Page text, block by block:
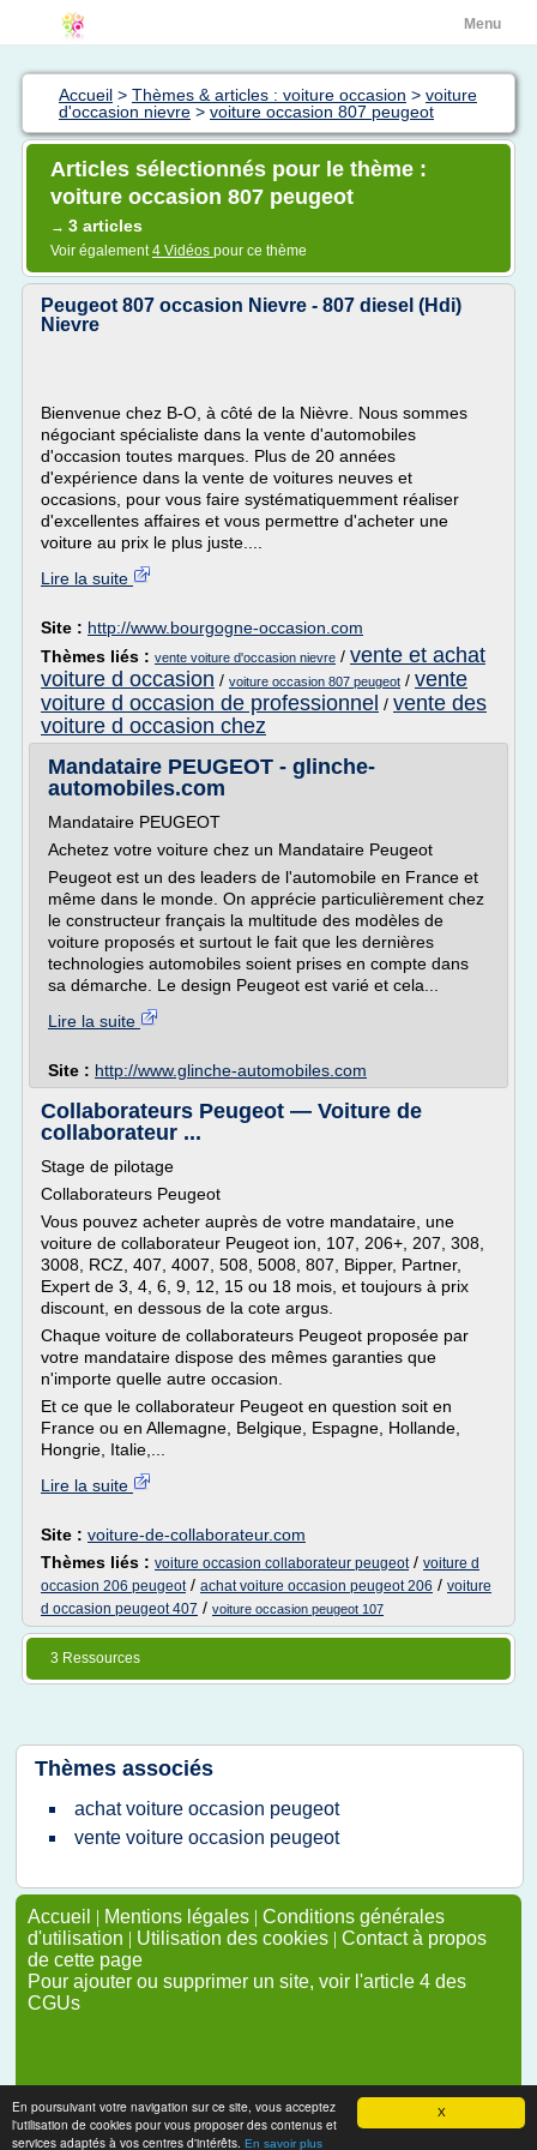
X
En poursuivant votre navigation sur ce site, vous acceptez
l'utilisation de cookies pour vous proposer des contenus et
services adaptés à vos centres d'intérêts. En savoir plus
Menu
Accueil > Thèmes & articles : voiture occasion > voiture
d'occasion nievre > voiture occasion 807 peugeot
Articles sélectionnés pour le thème :
voiture occasion 807 peugeot
→ 3 articles
Voir également4 Vidéos pour ce thème
Peugeot 807 occasion Nievre - 807 diesel (Hdi)
Nievre
Bienvenue chez B-O, à côté de la Nièvre. Nous sommes
négociant spécialiste dans la vente d'automobiles
d'occasion toutes marques. Plus de 20 années
d'expérience dans la vente de voitures neuves et
occasions, pour vous faire systématiquemment réaliser
d'excellentes affaires et vous permettre d'acheter une
voiture au prix le plus juste....
Lire la suite
Site : http://www.bourgogne-occasion.com
Thèmes liés : vente voiture d'occasion nievre / vente et achat
voiture d occasion / voiture occasion 807 peugeot / vente
voiture d occasion de professionnel / vente des
voiture d occasion chez
Mandataire PEUGEOT - glinche-
automobiles.com
Mandataire PEUGEOT
Achetez votre voiture chez un Mandataire Peugeot
Peugeot est un des leaders de l'automobile en France et
même dans le monde. On apprécie particulièrement chez
le constructeur français la multitude des modèles de
voiture proposés et surtout le fait que les dernières
technologies automobiles soient prises en compte dans
sa démarche. Le design Peugeot est varié et cela...
Lire la suite
Site : http://www.glinche-automobiles.com
Collaborateurs Peugeot — Voiture de
collaborateur ...
Stage de pilotage
Collaborateurs Peugeot
Vous pouvez acheter auprès de votre mandataire, une
voiture de collaborateur Peugeot ion, 107, 206+, 207, 308,
3008, RCZ, 407, 4007, 508, 5008, 807, Bipper, Partner,
Expert de 3, 4, 6, 9, 12, 15 ou 18 mois, et toujours à prix
discount, en dessous de la cote argus.
Chaque voiture de collaborateurs Peugeot proposée par
votre mandataire dispose des mêmes garanties que
n'importe quelle autre occasion.
Et ce que le collaborateur Peugeot en question soit en
France ou en Allemagne, Belgique, Espagne, Hollande,
Hongrie, Italie,...
Lire la suite
Site : voiture-de-collaborateur.com
Thèmes liés : voiture occasion collaborateur peugeot/ voiture d
occasion 206 peugeot/ achat voiture occasion peugeot 206 / voiture
d occasion peugeot 407 / voiture occasion peugeot 107
3 Ressources
Thèmes associés
achat voiture occasion peugeot
vente voiture occasion peugeot
Accueil | Mentions légales | Conditions générales
d'utilisation | Utilisation des cookies | Contact à propos
de cette page
Pour ajouter ou supprimer un site, voir l'article 4 des
CGUs